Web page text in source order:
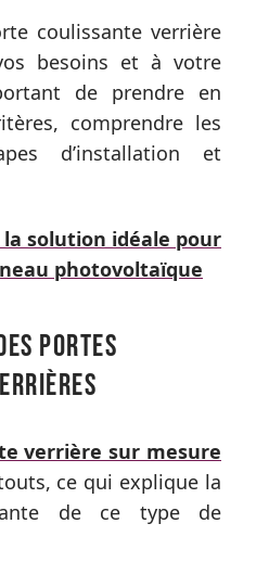
coulissante verrière
besoins et à votre
de prendre en
comprendre les
d’installation et
la solution idéale pour
photovoltaïque
portes
verrière sur mesure
ce qui explique la
de ce type de